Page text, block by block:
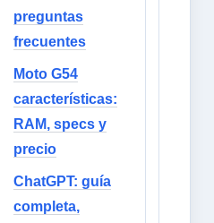
preguntas
frecuentes
Moto G54
características:
RAM, specs y
precio
ChatGPT: guía
completa,